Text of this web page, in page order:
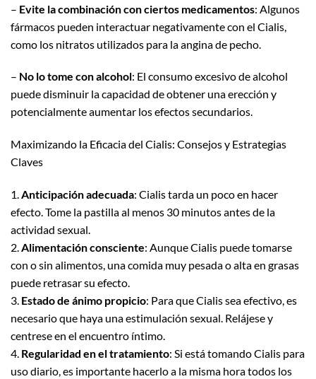
– Evite la combinación con ciertos medicamentos: Algunos
fármacos pueden interactuar negativamente con el Cialis,
como los nitratos utilizados para la angina de pecho.
– No lo tome con alcohol: El consumo excesivo de alcohol
puede disminuir la capacidad de obtener una erección y
potencialmente aumentar los efectos secundarios.
Maximizando la Eficacia del Cialis: Consejos y Estrategias
Claves
1.Anticipación adecuada: Cialis tarda un poco en hacer
efecto. Tome la pastilla al menos 30 minutos antes de la
actividad sexual.
2.Alimentación consciente: Aunque Cialis puede tomarse
con o sin alimentos, una comida muy pesada o alta en grasas
puede retrasar su efecto.
3. Estado de ánimo propicio: Para que Cialis sea efectivo, es
necesario que haya una estimulación sexual. Relájese y
centrese en el encuentro íntimo.
4. Regularidad en el tratamiento: Si está tomando Cialis para
uso diario, es importante hacerlo a la misma hora todos los